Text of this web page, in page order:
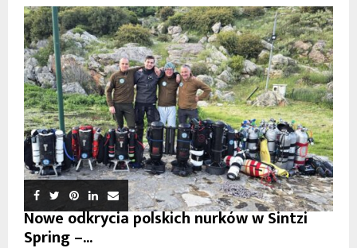
Nowe odkrycia polskich nurków w Sintzi
Spring –...